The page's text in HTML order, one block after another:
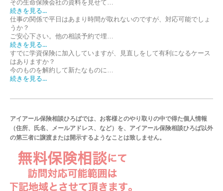
その生命保険会社の資料を見せて…
続きを見る...
仕事の関係で平日はあまり時間が取れないのですが、対応可能でしょ
うか？
ご安心下さい。他の相談予約で埋…
続きを見る...
すでに学資保険に加入していますが、見直しをして有利になるケース
はありますか？
今のものを解約して新たなものに…
続きを見る...
アイアール保険相談ひろばでは、お客様とのやり取りの中で得た個人情報
（住所、氏名、メールアドレス、など）を、アイアール保険相談ひろば以外
の第三者に譲渡または開示するようなことは致しません。